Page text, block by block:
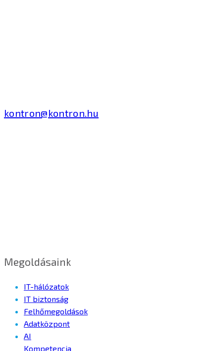
kontron@kontron.hu
Megoldásaink
IT-hálózatok
IT biztonság
Felhőmegoldások
Adatközpont
AI
Kompetencia